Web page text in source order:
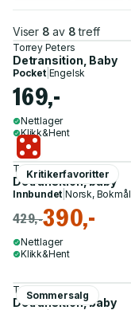
Viser 8 av 8 treff
Torrey Peters
Detransition, Baby
Pocket| Engelsk
169,-
Nettlager
Klikk&Hent
Kritikerfavoritter
Torrey Peters
Detransition, baby
Innbundet |Norsk, Bokmål
429,-390,-
Nettlager
Klikk&Hent
Sommersalg
Torrey Peters
Detransition, baby